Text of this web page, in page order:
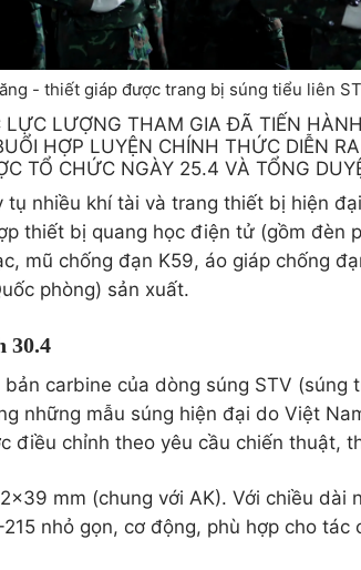
- thiết giáp được trang bị súng tiểu liên
LƯỢNG THAM GIA ĐÃ TIẾN
HỢP LUYỆN CHÍNH THỨC DIỄN
TỔ CHỨC NGÀY 25.4 VÀ TỔNG
nhiều khí tài và trang thiết bị hiện
thiết bị quang học điện tử (gồm đèn
mũ chống đạn K59, áo giáp chống
phòng) sản xuất.
30.4
carbine của dòng súng STV (súng
những mẫu súng hiện đại do Việt
điều chỉnh theo yêu cầu chiến thuật,
mm (chung với AK). Với chiều dài
nhỏ gọn, cơ động, phù hợp cho